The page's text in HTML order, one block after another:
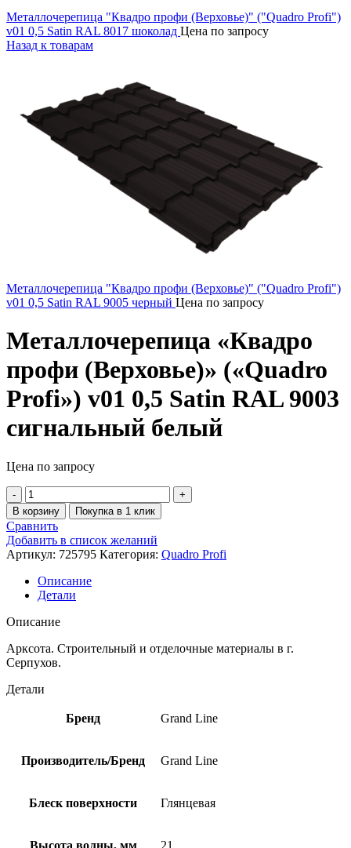
Металлочерепица "Квадро профи (Верховье)" ("Quadro Profi")
v01 0,5 Satin RAL 8017 шоколад Цена по запросу
Назад к товарам
Металлочерепица "Квадро профи (Верховье)" ("Quadro Profi")
v01 0,5 Satin RAL 9005 черный Цена по запросу
Металлочерепица «Квадро
профи (Верховье)» («Quadro
Profi») v01 0,5 Satin RAL 9003
сигнальный белый
Цена по запросу
В корзину Покупка в 1 клик
Сравнить
Добавить в список желаний
Артикул: 725795 Категория: Quadro Profi
Описание
Детали
Описание
Арксота. Строительный и отделочные материалы в г.
Серпухов.
Детали
Бренд Grand Line
Производитель/Бренд Grand Line
Блеск поверхности Глянцевая
Высота волны, мм 21